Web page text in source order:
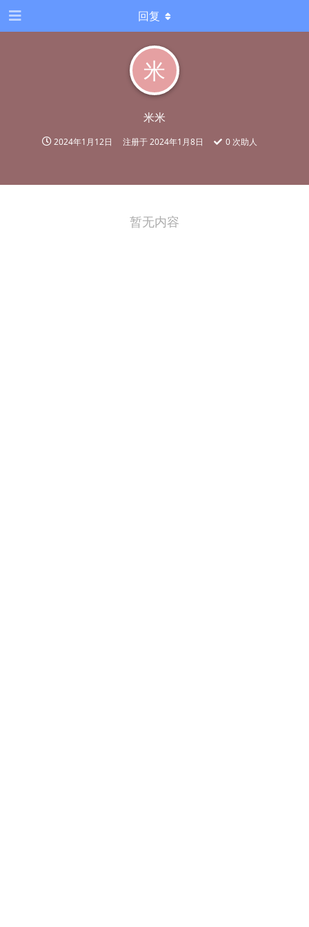
米
米米
2024年1月12日 注册于2024年1月8日 0次助人
回复
暂无内容